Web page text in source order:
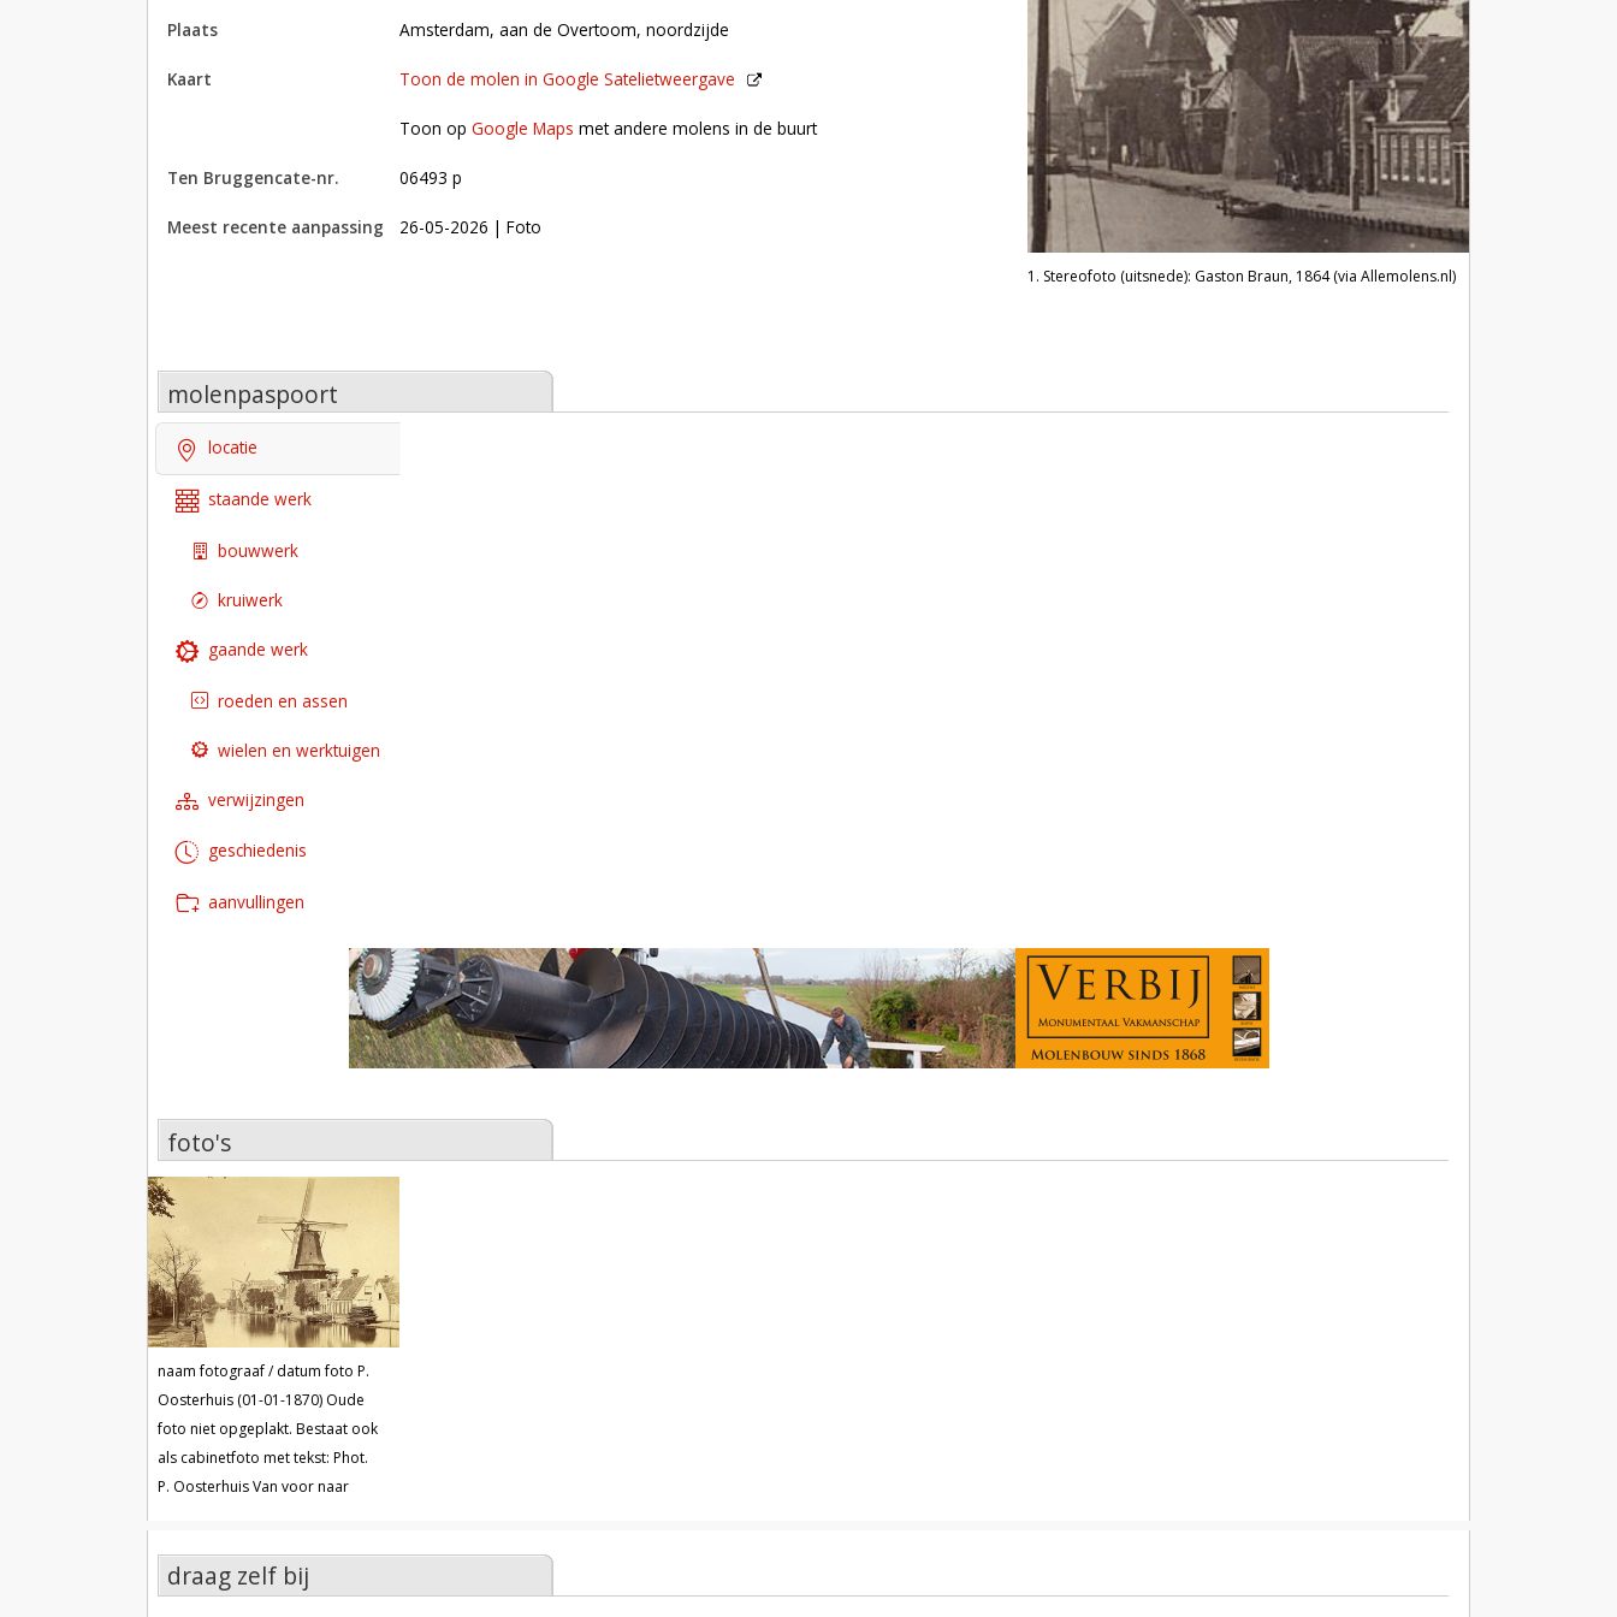
plaats Amsterdam, aan de Overtoom, noordzijde
kaart Toon de molen in Google Satelietweergave
Toon op Google Maps met andere molens in de buurt
Toon op Google Maps met andere molens in de buurt
Ten Bruggencate-nr. 06493 p
Meest recente aanpassing 26-05-2026 | Foto
1. Stereofoto (uitsnede): Gaston Braun, 1864 (via Allemolens.nl)
molenpaspoort
locatie
staande werk
bouwwerk
kruiwerk
gaande werk
roeden en assen
wielen en werktuigen
verwijzingen
geschiedenis
aanvullingen
foto's
foto's
naam fotograaf / datum foto P.
Oosterhuis (01-01-1870) Oude
foto niet opgeplakt. Bestaat ook
als cabinetfoto met tekst: Phot.
P. Oosterhuis Van voor naar
Collectie Paul van den Berg
draag zelf bij